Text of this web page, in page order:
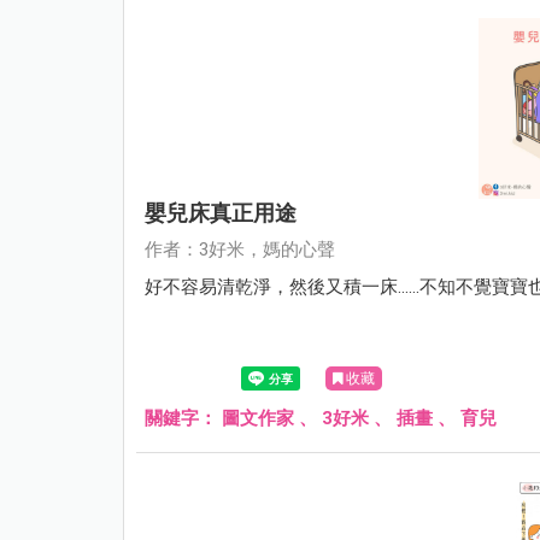
嬰兒床真正用途
作者：3好米，媽的心聲
好不容易清乾淨，然後又積一床......不知不覺寶寶
收藏
關鍵字： 圖文作家 、 3好米 、 插畫 、 育兒